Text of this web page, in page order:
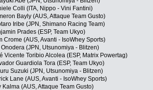
Colli (ITA, Nippo - Vini Fantini)
Bayly (AUS, Attaque Team Gusto)
Iribe (JPN, Shimano Racing Team)
Prades (ESP, Team Ukyo)
Crome (AUS, Avanti - IsoWhey Sports)
Onodera (JPN, Utsunomiya - Blitzen)
Vicente Toribio Alcolea (ESP, Matrix Powertag)
Guardiola Tora (ESP, Team Ukyo)
Suzuki (JPN, Utsunomiya - Blitzen)
Lane (AUS, Avanti - IsoWhey Sports)
Kalma (AUS, Attaque Team Gusto)